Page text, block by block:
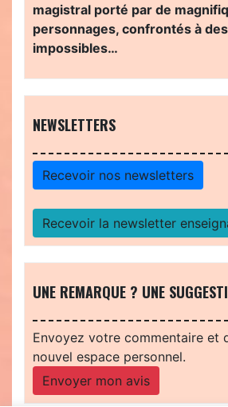
magistral porté par de
personnages, confrontés à
impossibles…
NEWSLETTERS
Recevoir nos newsletters
Recevoir la newsletter
UNE REMARQUE ? UNE
Envoyez votre commentaire et
nouvel espace personnel.
Envoyer mon avis